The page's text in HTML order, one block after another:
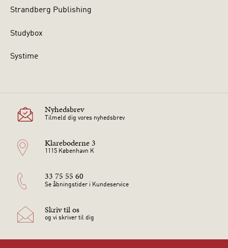
Strandberg Publishing
Studybox
Systime
Nyhedsbrev
Tilmeld dig vores nyhedsbrev
Klareboderne 3
1115 København K
33 75 55 60
Se åbningstider i Kundeservice
Skriv til os
og vi skriver til dig